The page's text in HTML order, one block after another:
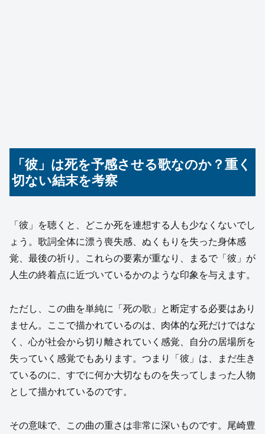
「彼」は死を予感させる歌なのか？重く
切ない結末を考察
「彼」を聴くと、どこか死を連想する人も少なくないでし
ょう。歌詞全体に漂う喪失感、ぬくもりを失った身体感
覚、最後の祈り。これらの要素が重なり、まるで「彼」が
人生の終着点に近づいているかのような印象を与えます。
ただし、この曲を単純に「死の歌」と断定する必要はあり
ません。ここで描かれているのは、肉体的な死だけではな
く、心が社会から切り離されていく感覚、自分の居場所を
失っていく感覚でもあります。つまり「彼」は、まだ生き
ているのに、すでに何か大切なものを失ってしまった人物
として描かれているのです。
その意味で、この曲の重さは非常に深いものです。尾崎豊